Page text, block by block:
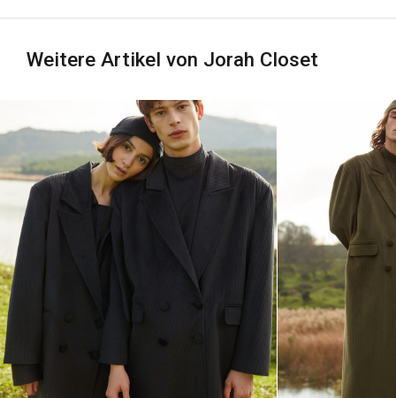
Weitere Artikel von Jorah Closet